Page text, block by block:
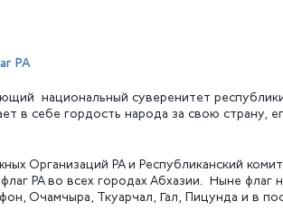
РА
национальный суверенитет
в себе гордость народа за свою страну,
Организаций РА и Республиканский
РА во всех городах Абхазии. Ныне флаг
Очамчыра, Ткуарчал, Гал, Пицунда и в